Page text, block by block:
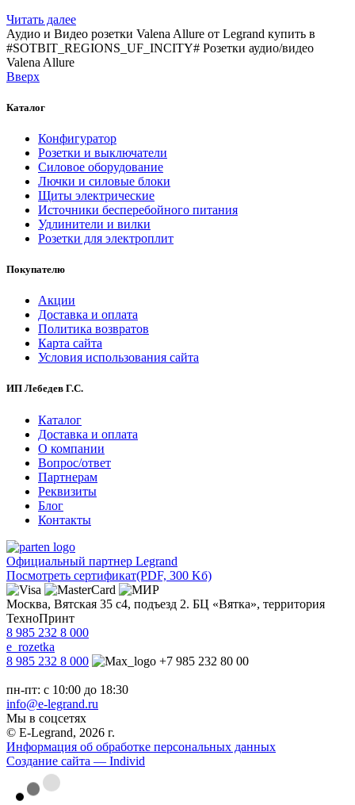
Читать далее
Аудио и Видео розетки Valena Allure от Legrand купить в
#SOTBIT_REGIONS_UF_INCITY# Розетки аудио/видео
Valena Allure
Вверх
Каталог
Конфигуратор
Розетки и выключатели
Силовое оборудование
Лючки и силовые блоки
Щиты электрические
Источники бесперебойного питания
Удлинители и вилки
Розетки для электроплит
Покупателю
Акции
Доставка и оплата
Политика возвратов
Карта сайта
Условия использования сайта
ИП Лебедев Г.С.
Каталог
Доставка и оплата
О компании
Вопрос/ответ
Партнерам
Реквизиты
Блог
Контакты
Официальный партнер Legrand
Посмотреть сертификат(PDF, 300 Kб)
Москва, Вятская 35 с4, подъезд 2. БЦ «Вятка», территория
ТехноПринт
8 985 232 8 000
e_rozetka
8 985 232 8 000
+7 985 232 80 00
пн-пт: с 10:00 до 18:30
info@e-legrand.ru
Мы в соцсетях
© E-Legrand, 2026 г.
Информация об обработке персональных данных
Создание сайта — Individ